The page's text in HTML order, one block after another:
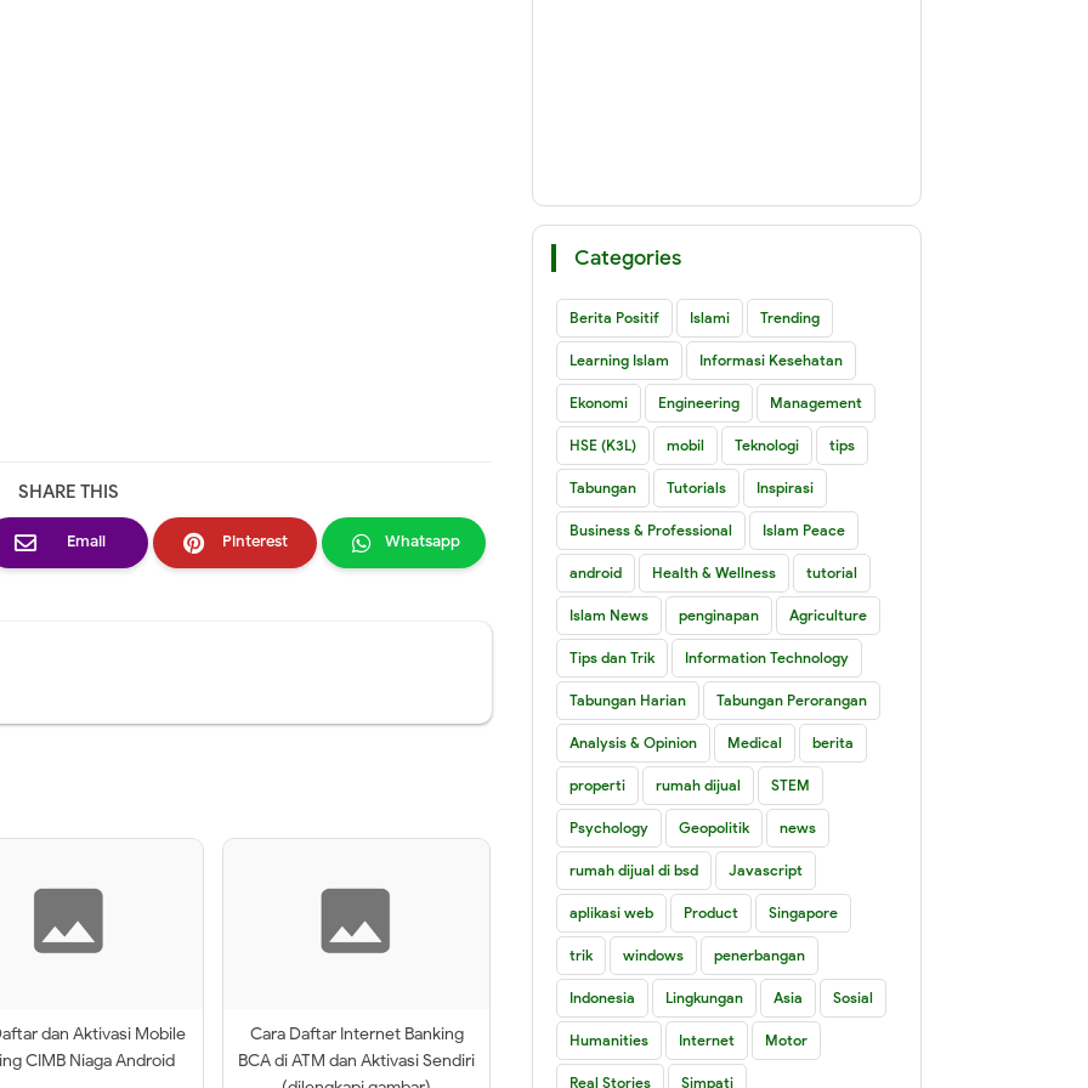
SHARE THIS
Email Pinterest Whatsapp
dan Aktivasi Mobile
CIMB Niaga Android
Cara Daftar Internet Banking
BCA di ATM dan Aktivasi Sendiri
Categories
Berita Positif Islami Trending
Learning Islam Informasi Kesehatan
Ekonomi Engineering Management
HSE (K3L) mobil Teknologi tips
Tabungan Tutorials Inspirasi
Business & Professional Islam Peace
android Health & Wellness tutorial
Islam News penginapan Agriculture
Tips dan Trik Information Technology
Tabungan Harian Tabungan Perorangan
Analysis & Opinion Medical berita
properti rumah dijual STEM
Psychology Geopolitik news
rumah dijual di bsd Javascript
aplikasi web Product Singapore
trik windows penerbangan
Indonesia Lingkungan Asia Sosial
Humanities Internet Motor
Real Stories Simpati